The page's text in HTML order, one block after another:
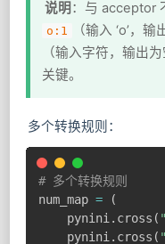
说明 ：与 acceptor
o:1 （输入 ‘o’，
（输入字符，输出
关键。
多个转换规则：
# 多个转换规则
num_map =
(
    pynini
. cross (
    pynini
. cross (